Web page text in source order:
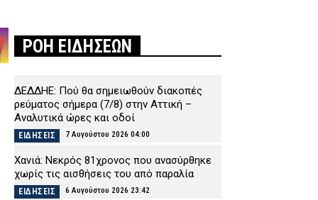
ΡΟΗ ΕΙΔΗΣΕΩΝ
ΔΕΔΔΗΕ: Πού θα σημειωθούν διακοπές
ρεύματος σήμερα (7/8) στην Αττική –
Αναλυτικά ώρες και οδοί
ΕΙΔΗΣΕΙΣ 7 Αυγούστου 2026 04:00
Χανιά: Νεκρός 81χρονος που ανασύρθηκε
χωρίς τις αισθήσεις του από παραλία
ΕΙΔΗΣΕΙΣ 6 Αυγούστου 2026 23:42